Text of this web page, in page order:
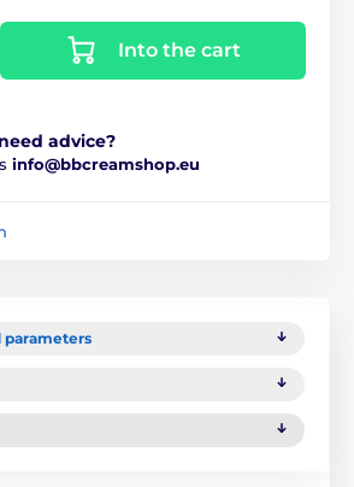
Into the cart
advice?
info@bbcreamshop.eu
parameters